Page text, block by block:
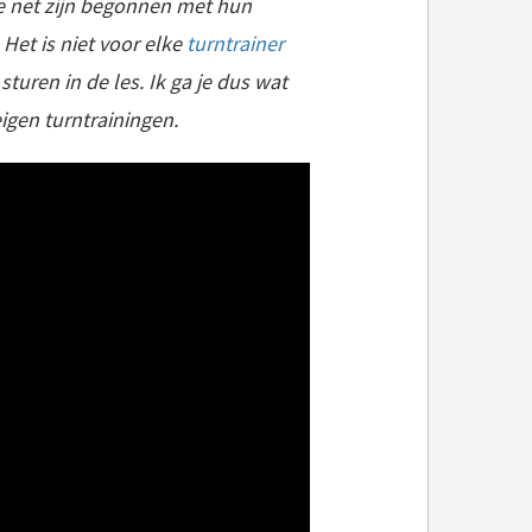
net zijn begonnen met hun
is niet voor elke turntrainer
in de les. Ik ga je dus wat
turntrainingen.